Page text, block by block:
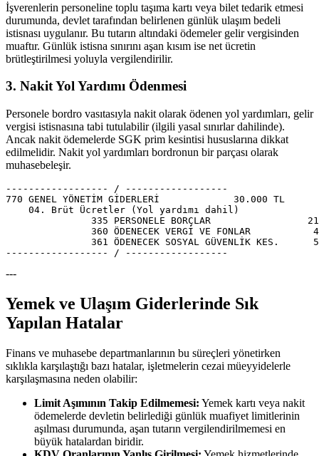
İşverenlerin personeline toplu taşıma kartı veya bilet tedarik etmesi
durumunda, devlet tarafından belirlenen günlük ulaşım bedeli
istisnası uygulanır. Bu tutarın altındaki ödemeler gelir vergisinden
muaftır. Günlük istisna sınırını aşan kısım ise net ücretin
brütleştirilmesi yoluyla vergilendirilir.
3. Nakit Yol Yardımı Ödenmesi
Personele bordro vasıtasıyla nakit olarak ödenen yol yardımları, gelir
vergisi istisnasına tabi tutulabilir (ilgili yasal sınırlar dahilinde).
Ancak nakit ödemelerde SGK prim kesintisi hususlarına dikkat
edilmelidir. Nakit yol yardımları bordronun bir parçası olarak
muhasebeleşir.
------------------ / ------------------
770 GENEL YÖNETİM GİDERLERİ             30.000 TL
    04. Brüt Ücretler (Yol yardımı dahil)
335 PERSONELE BORÇLAR
360 ÖDENECEK VERGİ VE FONLAR
361 ÖDENECEK SOSYAL GÜVENLİK KES.
---
Yemek ve Ulaşım Giderlerinde Sık
Yapılan Hatalar
Finans ve muhasebe departmanlarının bu süreçleri yönetirken
sıklıkla karşılaştığı bazı hatalar, işletmelerin cezai müeyyidelerle
karşılaşmasına neden olabilir:
Limit Aşımının Takip Edilmemesi: Yemek kartı veya nakit
ödemelerde devletin belirlediği günlük muafiyet limitlerinin
aşılması durumunda, aşan tutarın vergilendirilmemesi en
büyük hatalardan biridir.